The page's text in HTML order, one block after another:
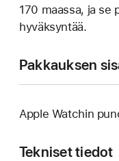
170 maassa, ja se
hyväksyntää.
Pakkauksen
Apple Watchin
Tekniset tiedot